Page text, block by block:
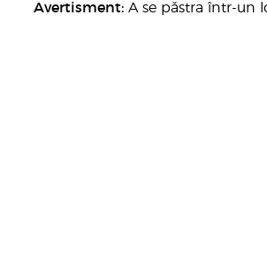
Avertisment:A se păstra într-un